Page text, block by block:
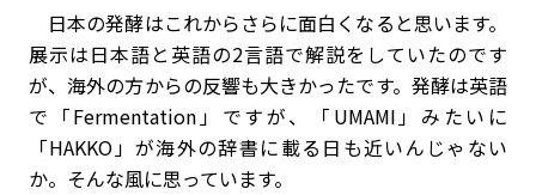
日本の発酵はこれからさらに面白くなると思います。
展示は日本語と英語の2言語で解説をしていたのです
が、海外の方からの反響も大きかったです。発酵は英語
で「Fermentation」ですが、「UMAMI」みたいに
「HAKKO」が海外の辞書に載る日も近いんじゃない
か。そんな風に思っています。